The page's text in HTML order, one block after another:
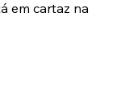
em cartaz na